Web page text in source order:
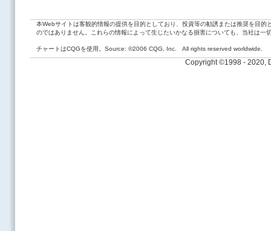
本Webサイトは客観的情報の提供を目的としており、投資等の勧誘または推奨を目
のではありません。これらの情報によって生じたいかなる損害についても、当社は一
チャートはCQGを使用。Source: ©2006 CQG, Inc. All rights reserved worldwide.
Copyright ©1998 - 2020,